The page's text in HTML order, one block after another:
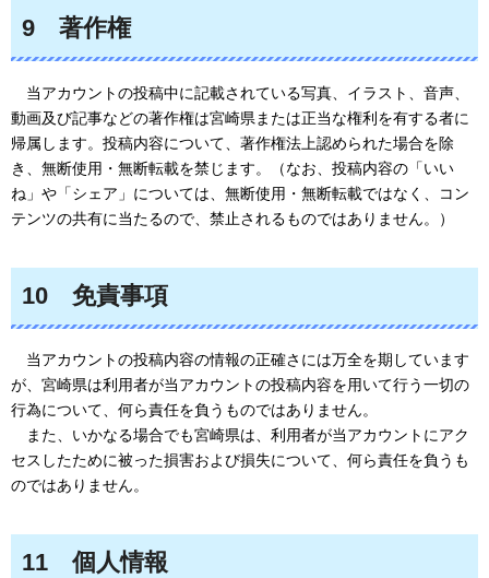
9 著作権
当アカウントの投稿中に記載されている写真、イラスト、音声、
動画及び記事などの著作権は宮崎県または正当な権利を有する者に
帰属します。投稿内容について、著作権法上認められた場合を除
き、無断使用・無断転載を禁じます。（なお、投稿内容の「いい
ね」や「シェア」については、無断使用・無断転載ではなく、コン
テンツの共有に当たるので、禁止されるものではありません。）
10 免責事項
当アカウントの投稿内容の情報の正確さには万全を期しています
が、宮崎県は利用者が当アカウントの投稿内容を用いて行う一切の
行為について、何ら責任を負うものではありません。
ま た、いかなる場合でも宮崎県は、利用者が当アカウントにアク
セスしたために被った損害および損失について、何ら責任を負うも
のではありません。
11 個人情報